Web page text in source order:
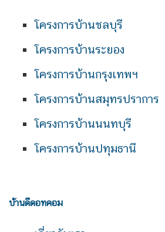
โครงการบ้านชลบุรี
โครงการบ้านระยอง
โครงการบ้านกรุงเทพฯ
โครงการบ้านสมุทรปราการ
โครงการบ้านนนทบุรี
โครงการบ้านปทุมธานี
บ้านดีดอทคอม